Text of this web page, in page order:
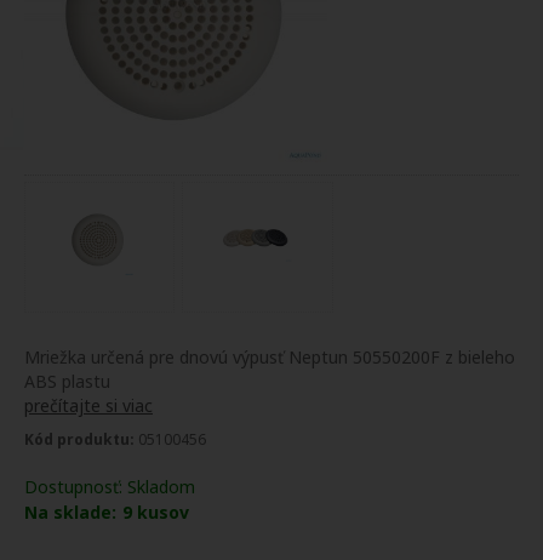
Mriežka určená pre dnovú výpusť Neptun 50550200F z bieleho
ABS plastu
prečítajte si viac
Kód produktu: 05100456
Dostupnosť: Skladom
Na sklade: 9 kusov